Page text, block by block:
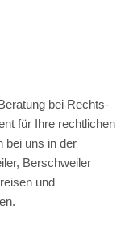
bei Rechts-
für Ihre rechtlichen
bei uns in der
Berschweiler
und